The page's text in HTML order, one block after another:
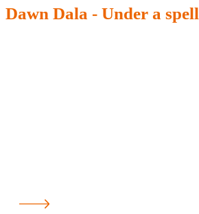
Dawn Dala - Under a spell